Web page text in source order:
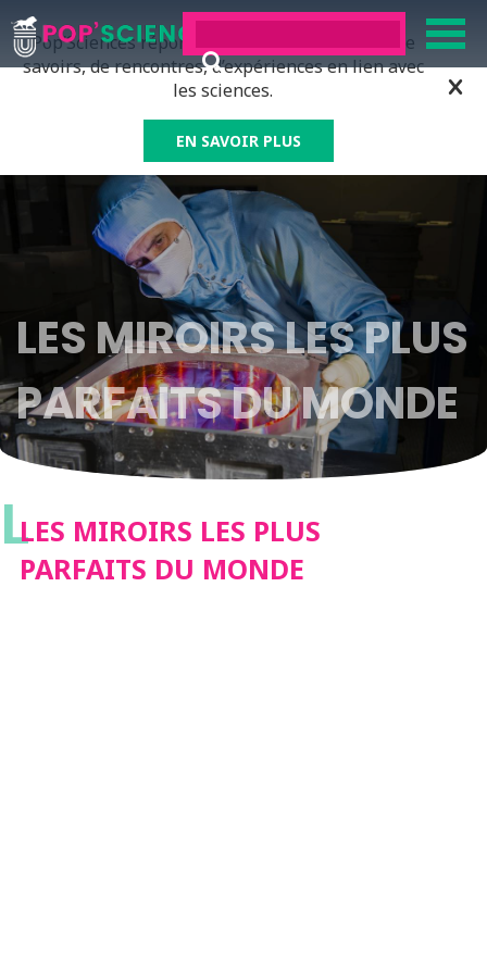
Pop’Sciences répond à tous ceux qui ont soif de
savoirs, de rencontres, d’expériences en lien avec
les sciences.
EN SAVOIR PLUS
LES MIROIRS LES PLUS
PARFAITS DU MONDE
LLES MIROIRS LES PLUS
PARFAITS DU MONDE